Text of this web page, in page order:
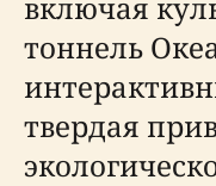
тоннель
твердая